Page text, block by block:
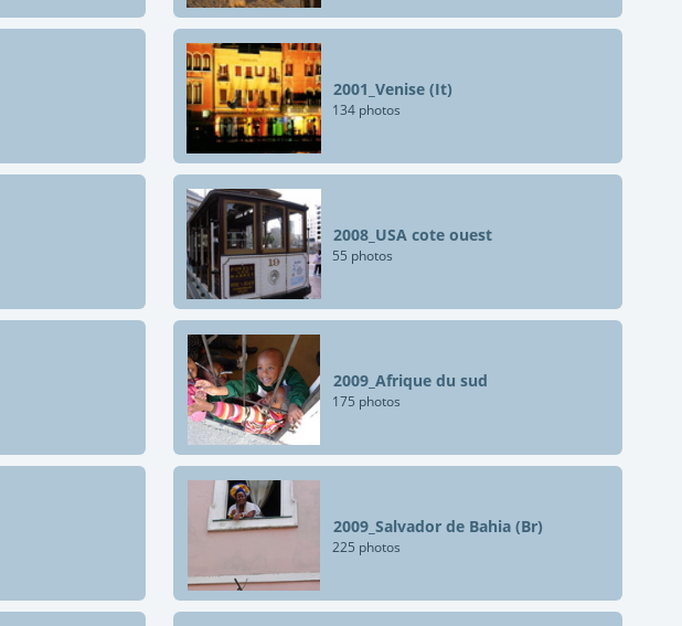
2001_Venise (It)
134 photos
2008_USA cote ouest
55 photos
2009_Afrique du sud
175 photos
2009_Salvador de Bahia (Br)
225 photos